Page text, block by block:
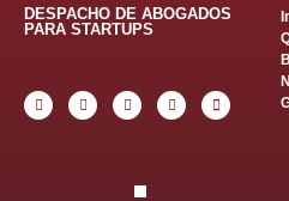
DESPACHO DE ABOGADOS
PARA STARTUPS